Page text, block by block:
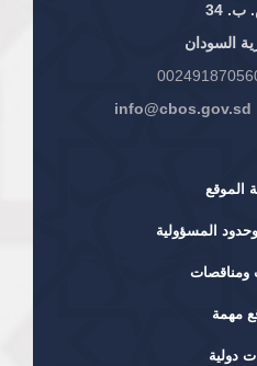
34
السودان
info@cbos.gov.sd
الموقع
المسؤولية
ومناقصات
مهمة
دولية